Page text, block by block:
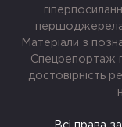
першоджерела
Матеріали з
Спецрепортаж
достовірність